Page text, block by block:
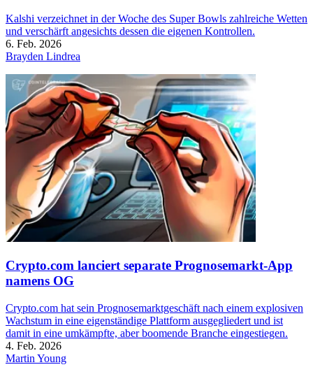
Kalshi verzeichnet in der Woche des Super Bowls zahlreiche Wetten
und verschärft angesichts dessen die eigenen Kontrollen.
6. Feb. 2026
Brayden Lindrea
Crypto.com lanciert separate Prognosemarkt-App
namens OG
Crypto.com hat sein Prognosemarktgeschäft nach einem explosiven
Wachstum in eine eigenständige Plattform ausgegliedert und ist
damit in eine umkämpfte, aber boomende Branche eingestiegen.
4. Feb. 2026
Martin Young